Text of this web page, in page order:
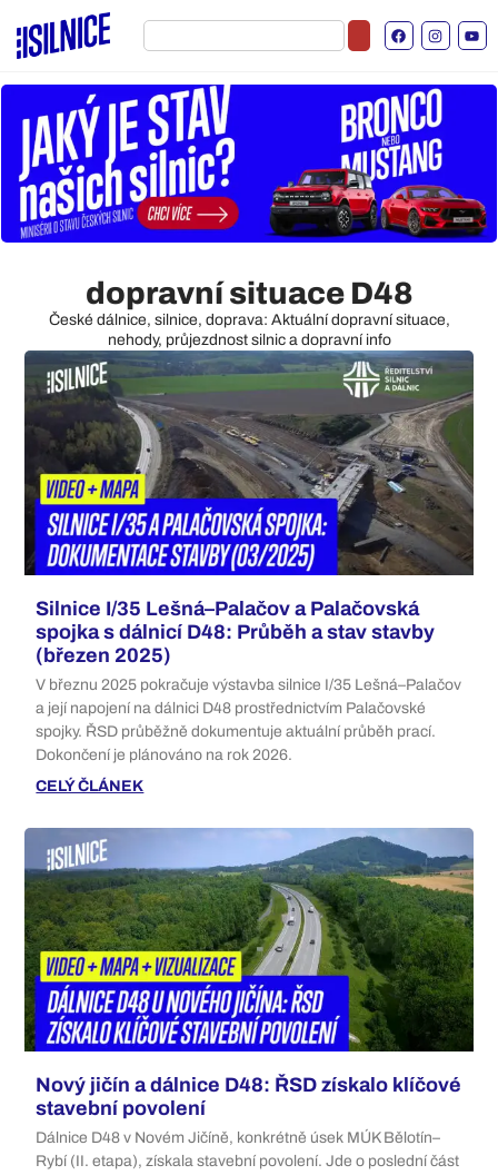
dopravní situace D48
České dálnice, silnice, doprava: Aktuální dopravní situace,
nehody, průjezdnost silnic a dopravní info
Silnice I/35 Lešná–Palačov a Palačovská
spojka s dálnicí D48: Průběh a stav stavby
(březen 2025)
V březnu 2025 pokračuje výstavba silnice I/35 Lešná–Palačov
a její napojení na dálnici D48 prostřednictvím Palačovské
spojky. ŘSD průběžně dokumentuje aktuální průběh prací.
Dokončení je plánováno na rok 2026.
CELÝ ČLÁNEK
Nový jičín a dálnice D48: ŘSD získalo klíčové
stavební povolení
Dálnice D48 v Novém Jičíně, konkrétně úsek MÚK Bělotín–
Rybí (II. etapa), získala stavební povolení. Jde o poslední část